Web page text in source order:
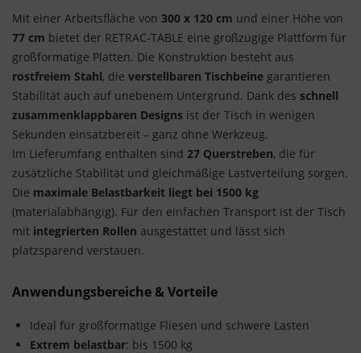
Mit einer Arbeitsfläche von 300 x 120 cm und einer Höhe von
77 cm bietet der RETRAC-TABLE eine großzügige Plattform für
großformatige Platten. Die Konstruktion besteht aus
rostfreiem Stahl, die verstellbaren Tischbeine garantieren
Stabilität auch auf unebenem Untergrund. Dank des schnell
zusammenklappbaren Designs ist der Tisch in wenigen
Sekunden einsatzbereit – ganz ohne Werkzeug.
Im Lieferumfang enthalten sind 27 Querstreben, die für
zusätzliche Stabilität und gleichmäßige Lastverteilung sorgen.
Die maximale Belastbarkeit liegt bei 1500 kg
(materialabhängig). Für den einfachen Transport ist der Tisch
mit integrierten Rollen ausgestattet und lässt sich
platzsparend verstauen.
Anwendungsbereiche & Vorteile
Ideal für großformatige Fliesen und schwere Lasten
Extrem belastbar: bis 1500 kg